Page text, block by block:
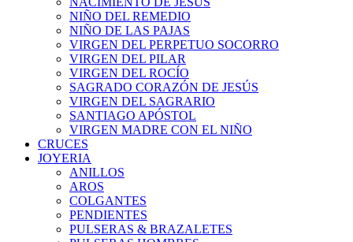
NIÑO DEL REMEDIO
NIÑO DE LAS PAJAS
VIRGEN DEL PERPETUO SOCORRO
VIRGEN DEL PILAR
VIRGEN DEL ROCÍO
SAGRADO CORAZÓN DE JESÚS
VIRGEN DEL SAGRARIO
SANTIAGO APÓSTOL
VIRGEN MADRE CON EL NIÑO
CRUCES
JOYERIA
ANILLOS
AROS
COLGANTES
PENDIENTES
PULSERAS & BRAZALETES